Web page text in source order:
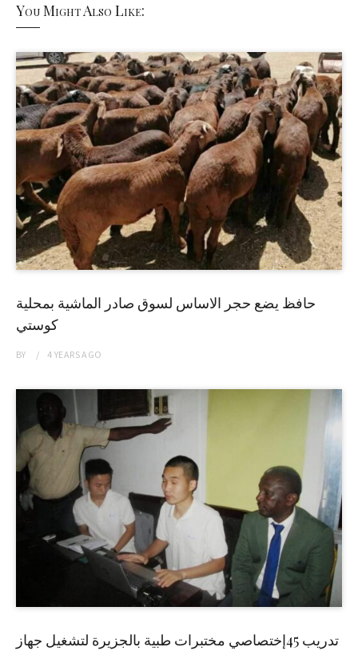
You Might Also Like:
حافظ يضع حجر الاساس لسوق صادر الماشية بمحلية
كوستي
BY 4 YEARSAGO
تدريب 45إختصاصي مختبرات طبية بالجزيرة لتشغيل جهاز